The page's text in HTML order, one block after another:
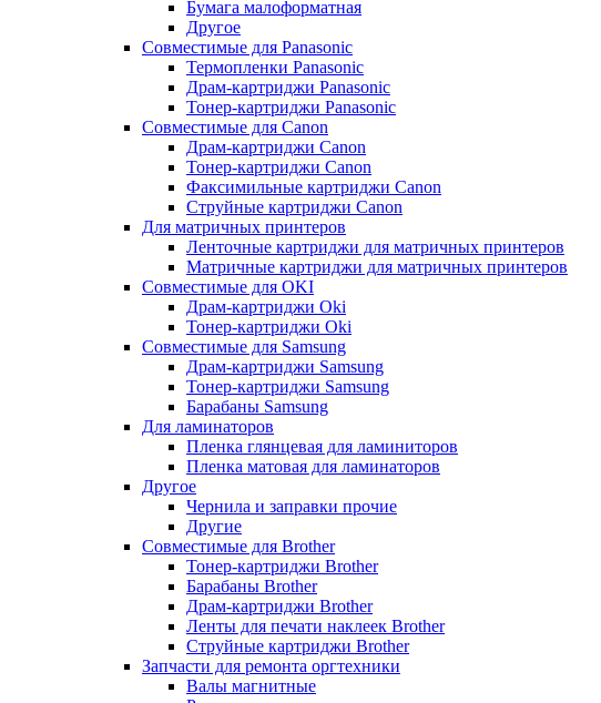
Бумага малоформатная
Другое
Совместимые для Panasonic
Термопленки Panasonic
Драм-картриджи Panasonic
Тонер-картриджи Panasonic
Совместимые для Canon
Драм-картриджи Canon
Тонер-картриджи Canon
Факсимильные картриджи Canon
Струйные картриджи Canon
Для матричных принтеров
Ленточные картриджи для матричных принтеров
Матричные картриджи для матричных принтеров
Совместимые для OKI
Драм-картриджи Oki
Тонер-картриджи Oki
Совместимые для Samsung
Драм-картриджи Samsung
Тонер-картриджи Samsung
Барабаны Samsung
Для ламинаторов
Пленка глянцевая для ламиниторов
Пленка матовая для ламинаторов
Другое
Чернила и заправки прочие
Другие
Совместимые для Brother
Тонер-картриджи Brother
Барабаны Brother
Драм-картриджи Brother
Ленты для печати наклеек Brother
Струйные картриджи Brother
Запчасти для ремонта оргтехники
Валы магнитные